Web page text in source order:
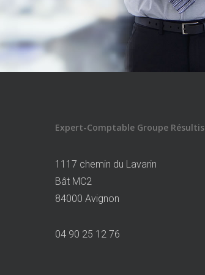
Expert-Comptable Groupe Résultis
1117 chemin du Lavarin
Bât MC2
84000 Avignon
04 90 25 12 76